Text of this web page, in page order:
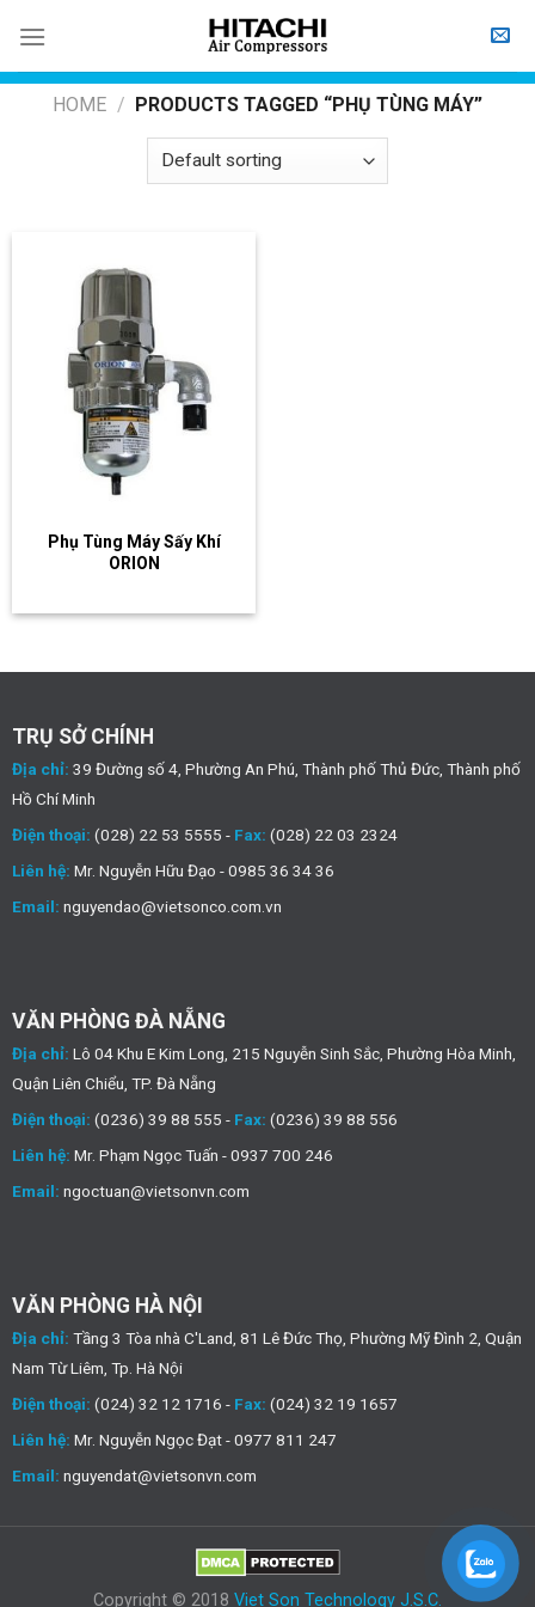
content
HOME / PRODUCTS TAGGED “PHỤ TÙNG MÁY”
Phụ Tùng Máy Sấy Khí
ORION
TRỤ SỞ CHÍNH
Địa chỉ: 39 Đường số 4, Phường An Phú, Thành phố Thủ Đức, Thành phố
Hồ Chí Minh
Điện thoại: (028) 22 53 5555 - Fax: (028) 22 03 2324
Liên hệ: Mr. Nguyễn Hữu Đạo - 0985 36 34 36
Email: nguyendao@vietsonco.com.vn
VĂN PHÒNG ĐÀ NẴNG
Địa chỉ: Lô 04 Khu E Kim Long, 215 Nguyễn Sinh Sắc, Phường Hòa Minh,
Quận Liên Chiểu, TP. Đà Nẵng
Điện thoại: (0236) 39 88 555 - Fax: (0236) 39 88 556
Liên hệ: Mr. Phạm Ngọc Tuấn - 0937 700 246
Email: ngoctuan@vietsonvn.com
VĂN PHÒNG HÀ NỘI
Địa chỉ: Tầng 3 Tòa nhà C'Land, 81 Lê Đức Thọ, Phường Mỹ Đình 2, Quận
Nam Từ Liêm, Tp. Hà Nội
Điện thoại: (024) 32 12 1716 - Fax: (024) 32 19 1657
Liên hệ: Mr. Nguyễn Ngọc Đạt - 0977 811 247
Email: nguyendat@vietsonvn.com
Copyright © 2018 Viet Son Technology J.S.C.